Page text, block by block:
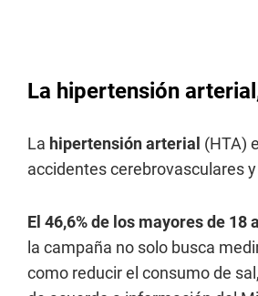
La hipertensión
La hipertensión arterial (HTA)
accidentes cerebrovasculares
El 46,6% de los mayores de
la campaña no solo busca
como reducir el consumo de